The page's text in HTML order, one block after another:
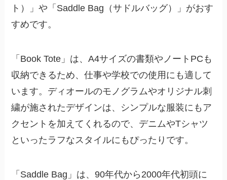
ト）」や「Saddle Bag（サドルバッグ）」がおす
すめです。
「Book Tote」は、A4サイズの書類やノートPCも
収納できるため、仕事や学校での使用にも適して
います。ディオールのモノグラムやオリジナル刺
繍が施されたデザインは、シンプルな服装にもア
クセントを加えてくれるので、デニムやTシャツ
といったラフなスタイルにもぴったりです。
「Saddle Bag」は、90年代から2000年代初頭に